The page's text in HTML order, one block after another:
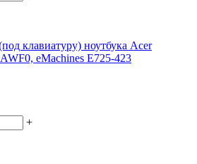
клавиатуру) ноутбука Acer
eMachines E725-423
+